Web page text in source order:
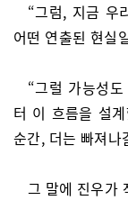
“그럼, 지금 우
어떤 연출된 현실
“그럴 가능성
터 이 흐름을 설
순간, 더는 빠져나
그 말에 진우가